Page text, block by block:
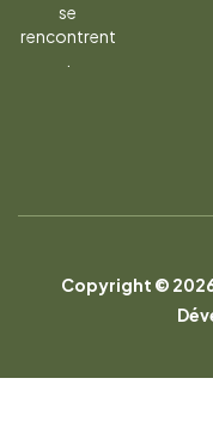
se
rencontrent
Copyright ©